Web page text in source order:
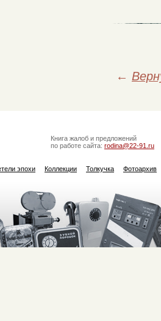
←
Книга жалоб и предложений
по работе сайта: rodina@22-91.ru
эпохи Коллекции Толкучка Фотоархив